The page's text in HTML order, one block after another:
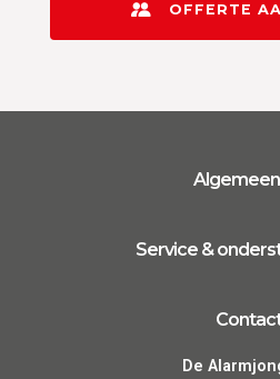
OFFERTE
Algemeen
Service &
De